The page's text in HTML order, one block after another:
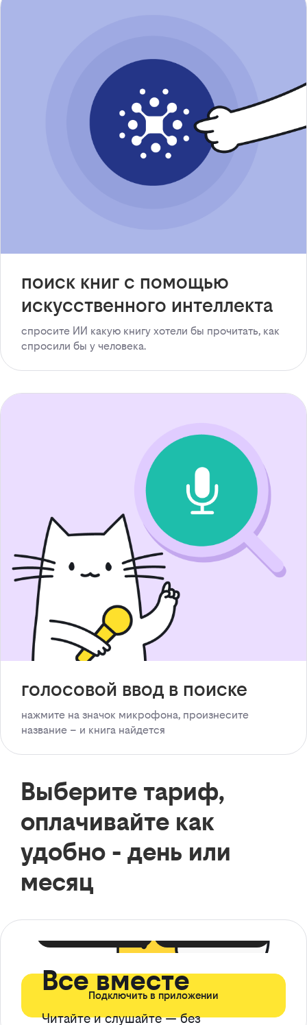
поиск книг с помощью
искусственного интеллекта
спросите ИИ какую книгу хотели бы прочитать, как
спросили бы у человека.
голосовой ввод в поиске
нажмите на значок микрофона, произнесите
название – и книга найдется
Выберите тариф,
оплачивайте как
удобно - день или
месяц
Все вместе
Читайте и слушайте — без
Подключить в приложении